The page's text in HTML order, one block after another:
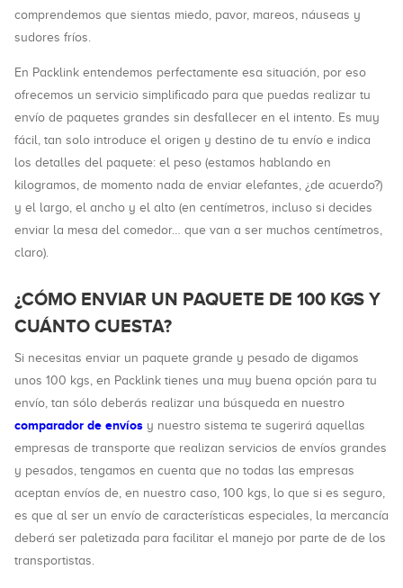
comprendemos que sientas miedo, pavor, mareos, náuseas y
sudores fríos.
En Packlink entendemos perfectamente esa situación, por eso
ofrecemos un servicio simplificado para que puedas realizar tu
envío de paquetes grandes sin desfallecer en el intento. Es muy
fácil, tan solo introduce el origen y destino de tu envío e indica
los detalles del paquete: el peso (estamos hablando en
kilogramos, de momento nada de enviar elefantes, ¿de acuerdo?)
y el largo, el ancho y el alto (en centímetros, incluso si decides
enviar la mesa del comedor… que van a ser muchos centímetros,
claro).
¿CÓMO ENVIAR UN PAQUETE DE 100 KGS Y
CUÁNTO CUESTA?
Si necesitas enviar un paquete grande y pesado de digamos
unos 100 kgs, en Packlink tienes una muy buena opción para tu
envío, tan sólo deberás realizar una búsqueda en nuestro
comparador de envíos y nuestro sistema te sugerirá aquellas
empresas de transporte que realizan servicios de envíos grandes
y pesados, tengamos en cuenta que no todas las empresas
aceptan envíos de, en nuestro caso, 100 kgs, lo que si es seguro,
es que al ser un envío de características especiales, la mercancía
deberá ser paletizada para facilitar el manejo por parte de de los
transportistas.